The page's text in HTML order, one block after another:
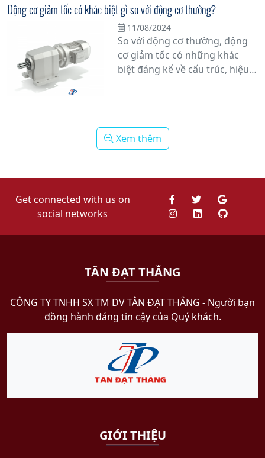
phẩm truyền động.
của nó. Với thiết kế không chổi
than tiên tiến, động cơ này
mang lại độ chính xác và đáng
tin cậy trong môi trường làm
việc khắc nghiệt.
Động cơ giảm tốc có khác biệt gì so với động cơ thường?
11/08/2024
So với động cơ thường, động
cơ giảm tốc có những khác
biệt đáng kể về cấu trúc, hiệu
Xem thêm
Get connected with us on
social networks
TÂN ĐẠT THẮNG
CÔNG TY TNHH SX TM DV TÂN ĐẠT THẮNG​ - Người bạn
đồng hành đáng tin cậy của Quý khách.
GIỚI THIỆU